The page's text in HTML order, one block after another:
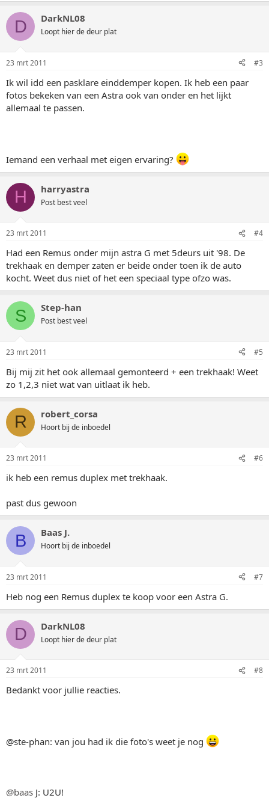
D DarkNL08
Loopt hier de deur plat
23 mrt 2011 #3
Ik wil idd een pasklare einddemper kopen. Ik heb een paar
fotos bekeken van een Astra ook van onder en het lijkt
allemaal te passen.
Iemand een verhaal met eigen ervaring?
H harryastra
Post best veel
23 mrt 2011 #4
Had een Remus onder mijn astra G met 5deurs uit '98. De
trekhaak en demper zaten er beide onder toen ik de auto
kocht. Weet dus niet of het een speciaal type ofzo was.
S Step-han
Post best veel
23 mrt 2011 #5
Bij mij zit het ook allemaal gemonteerd + een trekhaak! Weet
zo 1,2,3 niet wat van uitlaat ik heb.
R robert_corsa
Hoort bij de inboedel
23 mrt 2011 #6
ik heb een remus duplex met trekhaak.
past dus gewoon
B Baas J.
Hoort bij de inboedel
23 mrt 2011 #7
Heb nog een Remus duplex te koop voor een Astra G.
D DarkNL08
Loopt hier de deur plat
23 mrt 2011 #8
Bedankt voor jullie reacties.
@ste-phan: van jou had ik die foto's weet je nog
@baas J: U2U!